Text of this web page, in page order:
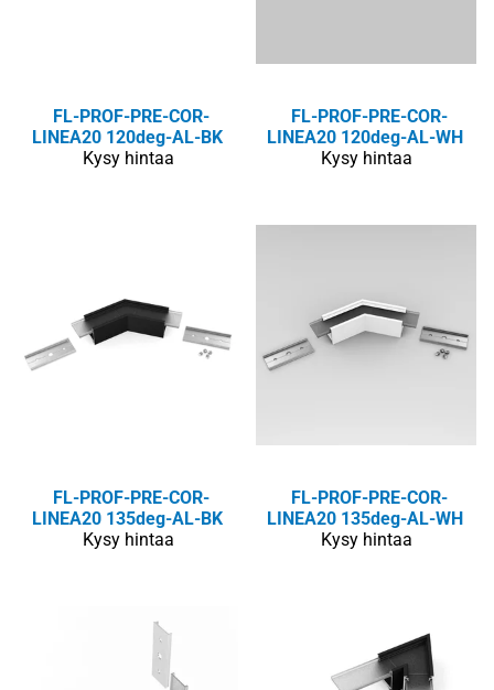
FL-PROF-PRE-COR-
LINEA20 120deg-AL-BK
Kysy hintaa
FL-PROF-PRE-COR-
LINEA20 120deg-AL-WH
Kysy hintaa
FL-PROF-PRE-COR-
LINEA20 135deg-AL-BK
Kysy hintaa
FL-PROF-PRE-COR-
LINEA20 135deg-AL-WH
Kysy hintaa